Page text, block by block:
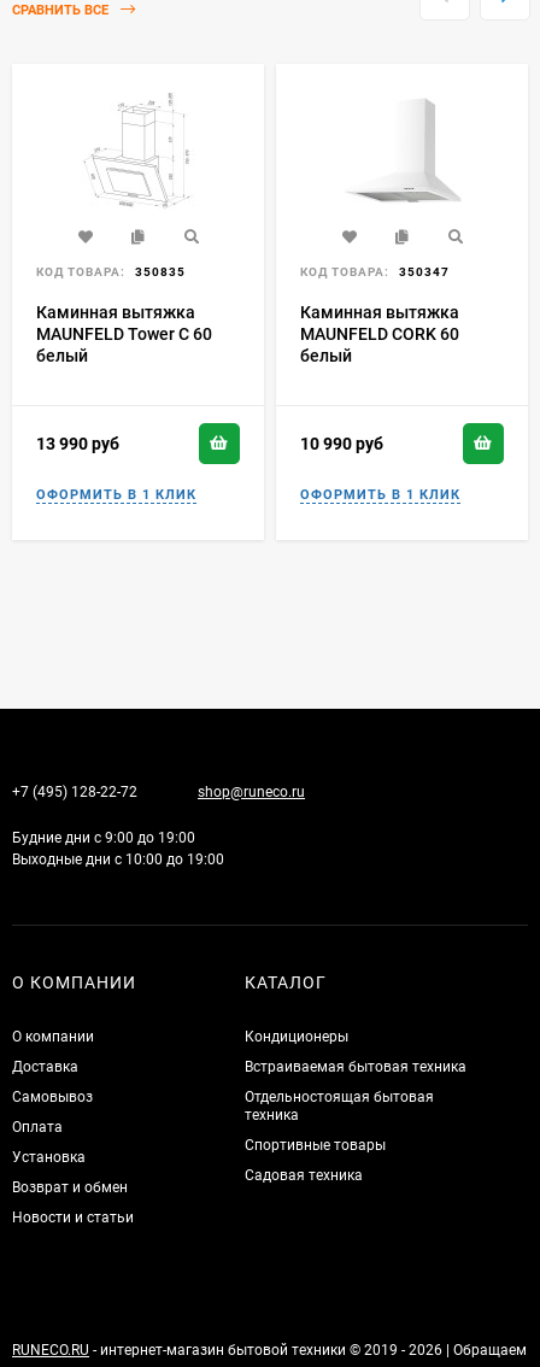
СРАВНИТЬ ВСЕ
КОД ТОВАРА: 350835
Каминная вытяжка
MAUNFELD Tower C 60
белый
13 990руб
КОД ТОВАРА: 350347
Каминная вытяжка
MAUNFELD CORK 60
белый
10 990руб
+7 (495) 128-22-72 shop@runeco.ru
Будние дни с 9:00 до 19:00
Выходные дни с 10:00 до 19:00
О КОМПАНИИ
О компании
Доставка
Самовывоз
Оплата
Установка
Возврат и обмен
Новости и статьи
КАТАЛОГ
Кондиционеры
Встраиваемая бытовая техника
Отдельностоящая бытовая
техника
Спортивные товары
Садовая техника
RUNECO.RU - интернет-магазин бытовой техники © 2019 - 2026 | Обращаем